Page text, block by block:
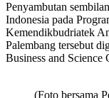
Penyambutan
Indonesia pada
Kemendikbudriatek
Palembang tersebut
Business and Science
(Foto bersama